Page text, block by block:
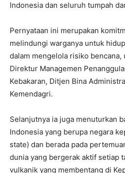
Indonesia dan seluruh tumpah
Pernyataan ini merupakan
melindungi warganya untuk
dalam mengelola risiko bencana,
Direktur Managemen
Kebakaran, Ditjen Bina
Kemendagri.
Selanjutnya ia juga menuturkan
Indonesia yang berupa negara
state) dan berada pada
dunia yang bergerak aktif setiap
vulkanik yang membentang di